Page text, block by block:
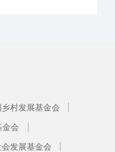
乡村发展基金会
金会
发展基金会